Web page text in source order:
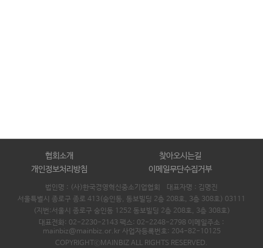
협회소개
찾아오시는길
개인정보처리방침
이메일무단수집거부
법인명 : (사)한국경영혁신중소기업협회 대표자명 : 김명진
서울특별시 종로구 종로 413(숭인동, 동보빌딩 2층 208호, 3층 308호) 03111
(지번:서울시 종로구 숭인동 1252 동보빌딩 2층 208호, 3층 308호)
대표전화: 02-2230-2143 팩스: 02-2248-2798 이메일주소 :
mainbiz@mainbiz.or.kr 사업자등록번호: 204-82-10125
COPYRIGHTⓒMAINBIZ ALL RIGHTS RESERVED.